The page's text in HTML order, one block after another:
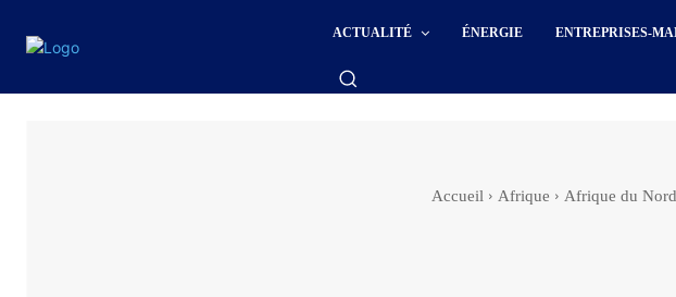
ACTUALITÉ ÉNERGIE ENTREPRISES-
Accueil Afrique Afrique du